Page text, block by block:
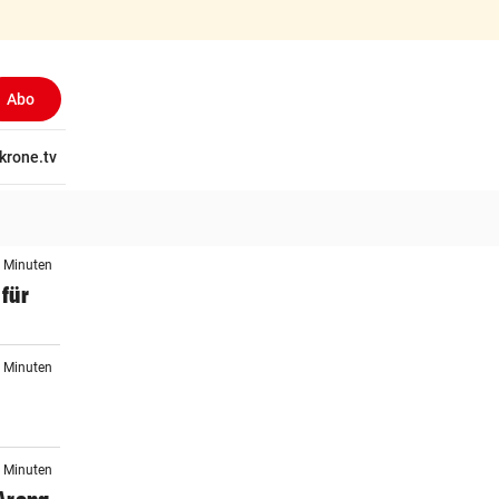
Abo
krone.tv
Minuten
für
Minuten
Minuten